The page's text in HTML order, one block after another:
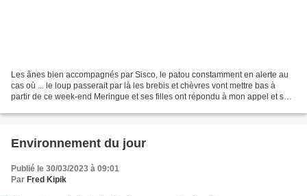
Les ânes bien accompagnés par Sisco, le patou constamment en alerte au
cas où ... le loup passerait par là les brebis et chèvres vont mettre bas à
partir de ce week-end Meringue et ses filles ont répondu à mon appel et se
Environnement du jour
Publié le 30/03/2023 à 09:01
Par Fred Kipik